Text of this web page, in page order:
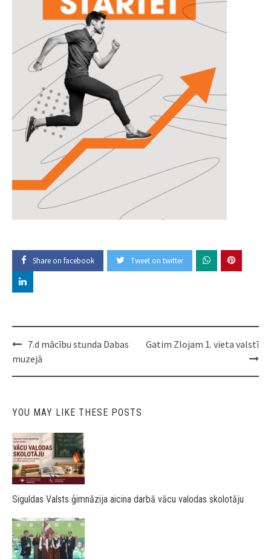
Share on facebook Tweet on twitter
Post
navigation
7.d mācību stunda Dabas
muzejā
Gatim Zlojam 1. vieta valstī
YOU MAY LIKE THESE POSTS
Siguldas Valsts ģimnāzija aicina darbā vācu valodas skolotāju